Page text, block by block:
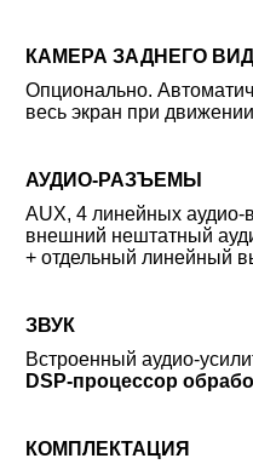
КАМЕРА ЗАДНЕГО
Опционально.
весь экран при
АУДИО-РАЗЪЕМЫ
AUX, 4 линейных
внешний нештатный
+ отдельный линейный
ЗВУК
Встроенный аудио-
DSP-процессор
КОМПЛЕКТАЦИЯ